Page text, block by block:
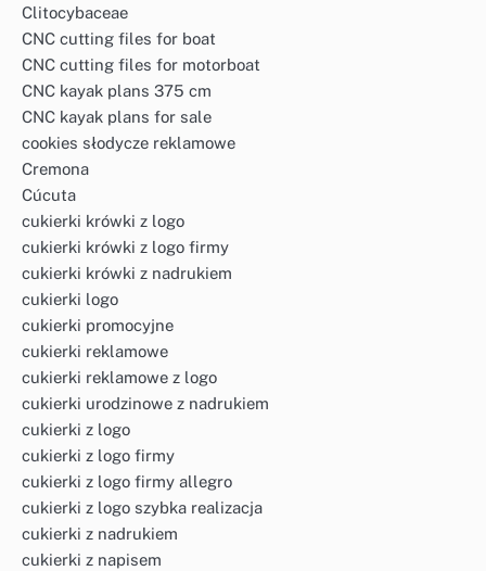
Clitocybaceae
CNC cutting files for boat
CNC cutting files for motorboat
CNC kayak plans 375 cm
CNC kayak plans for sale
cookies słodycze reklamowe
Cremona
Cúcuta
cukierki krówki z logo
cukierki krówki z logo firmy
cukierki krówki z nadrukiem
cukierki logo
cukierki promocyjne
cukierki reklamowe
cukierki reklamowe z logo
cukierki urodzinowe z nadrukiem
cukierki z logo
cukierki z logo firmy
cukierki z logo firmy allegro
cukierki z logo szybka realizacja
cukierki z nadrukiem
cukierki z napisem